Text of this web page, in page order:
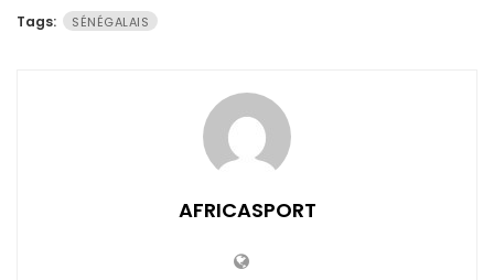
Tags: SÉNÉGALAIS
AFRICASPORT